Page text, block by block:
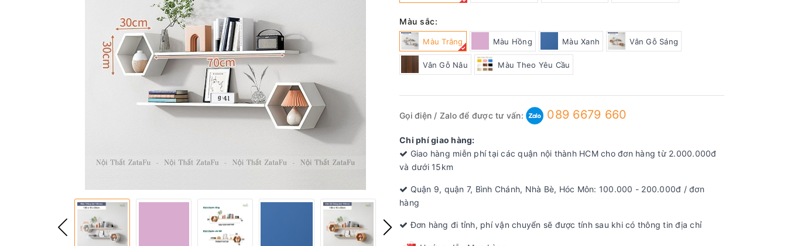
Màu sắc:
Màu Trắng Màu Hồng Màu Xanh Vân Gỗ Sáng
Vân Gỗ Nâu Màu Theo Yêu Cầu
Gọi điện / Zalo để được tư vấn: 089 6679 660
Chi phí giao hàng:
Giao hàng miễn phí tại các quận nội thành HCM cho đơn hàng từ 2.000.000đ
và dưới 15km
Quận 9, quận 7, Bình Chánh, Nhà Bè, Hóc Môn: 100.000 - 200.000đ / đơn
hàng
Đơn hàng đi tỉnh, phí vận chuyển sẽ được tính sau khi có thông tin địa chỉ